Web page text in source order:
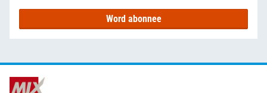
Word abonnee